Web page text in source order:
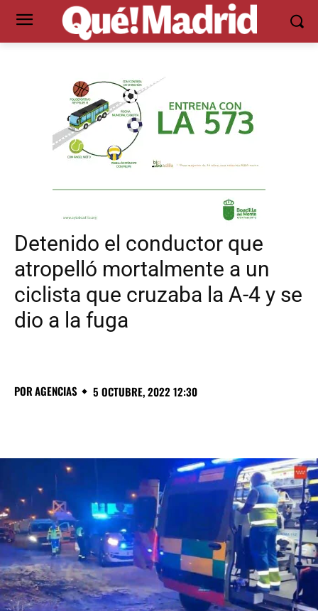
Detenido el conductor que
atropelló mortalmente a un
ciclista que cruzaba la A-4 y se
dio a la fuga
PORAGENCIAS 5 OCTUBRE, 2022 12:30